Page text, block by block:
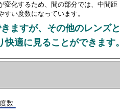
変化するため、間の部分では、中間距
すい度数になっています。
ますが、その他のレンズと
適に見ることができます。